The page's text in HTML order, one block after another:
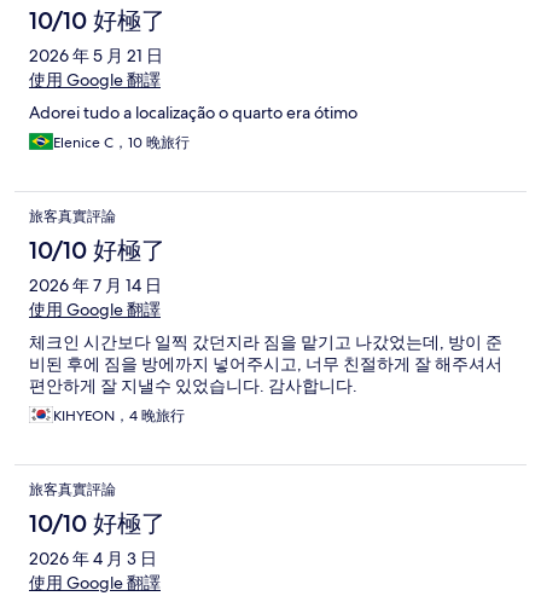
論
10/10 好極了
2026 年 5 月 21 日
使用 Google 翻譯
Adorei tudo a localização o quarto era ótimo
Elenice C，10 晚旅行
旅客真實評論
10/10 好極了
2026 年 7 月 14 日
使用 Google 翻譯
체크인 시간보다 일찍 갔던지라 짐을 맡기고 나갔었는데, 방이 준
비된 후에 짐을 방에까지 넣어주시고, 너무 친절하게 잘 해주셔서
편안하게 잘 지낼수 있었습니다. 감사합니다.
KIHYEON，4 晚旅行
旅客真實評論
10/10 好極了
2026 年 4 月 3 日
使用 Google 翻譯